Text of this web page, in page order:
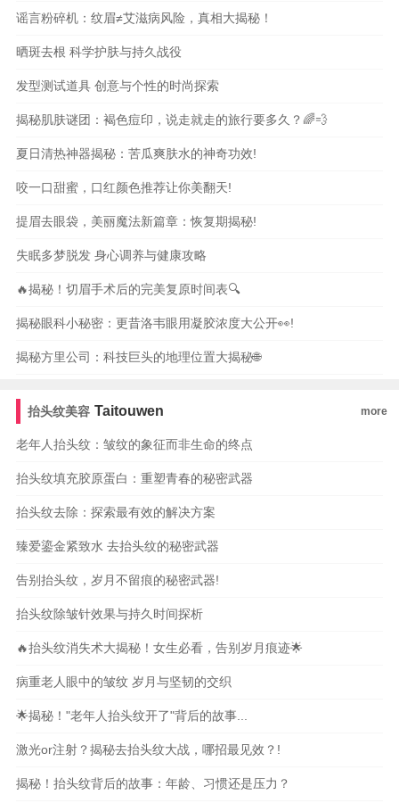
谣言粉碎机：纹眉≠艾滋病风险，真相大揭秘！
晒斑去根 科学护肤与持久战役
发型测试道具 创意与个性的时尚探索
揭秘肌肤谜团：褐色痘印，说走就走的旅行要多久？🌈💨
夏日清热神器揭秘：苦瓜爽肤水的神奇功效!
咬一口甜蜜，口红颜色推荐让你美翻天!
提眉去眼袋，美丽魔法新篇章：恢复期揭秘!
失眠多梦脱发 身心调养与健康攻略
🔥揭秘！切眉手术后的完美复原时间表🔍
揭秘眼科小秘密：更昔洛韦眼用凝胶浓度大公开👀!
揭秘方里公司：科技巨头的地理位置大揭秘🌐
抬头纹美容 Taitouwen more
老年人抬头纹：皱纹的象征而非生命的终点
抬头纹填充胶原蛋白：重塑青春的秘密武器
抬头纹去除：探索最有效的解决方案
臻爱鎏金紧致水 去抬头纹的秘密武器
告别抬头纹，岁月不留痕的秘密武器!
抬头纹除皱针效果与持久时间探析
🔥抬头纹消失术大揭秘！女生必看，告别岁月痕迹🌟
病重老人眼中的皱纹 岁月与坚韧的交织
🌟揭秘！"老年人抬头纹开了"背后的故事...
激光or注射？揭秘去抬头纹大战，哪招最见效？!
揭秘！抬头纹背后的故事：年龄、习惯还是压力？